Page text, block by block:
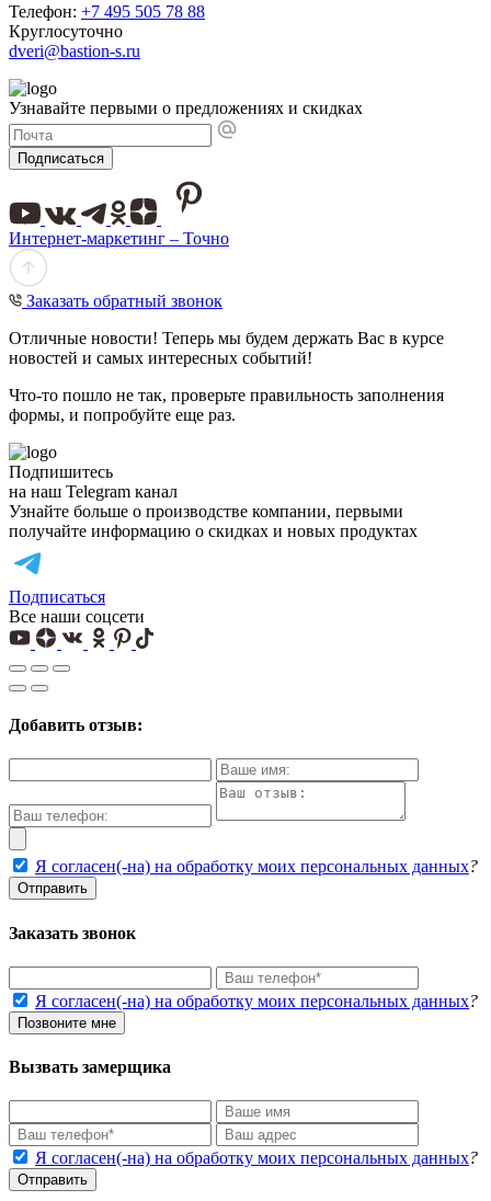
Телефон: +7 495 505 78 88
Круглосуточно
dveri@bastion-s.ru
Узнавайте первыми о предложениях и скидках
Подписаться
Интернет-маркетинг – Точно
Заказать обратный звонок
Отличные новости! Теперь мы будем держать Вас в курсе
новостей и самых интересных событий!
Что-то пошло не так, проверьте правильность заполнения
формы, и попробуйте еще раз.
Подпишитесь
на наш Telegram канал
Узнайте больше о производстве компании, первыми
получайте информацию о скидках и новых продуктах
Подписаться
Все наши соцсети
Добавить отзыв:
Я согласен(-на) на обработку моих персональных данных?
Отправить
Заказать звонок
Я согласен(-на) на обработку моих персональных данных?
Позвоните мне
Вызвать замерщика
Я согласен(-на) на обработку моих персональных данных?
Отправить